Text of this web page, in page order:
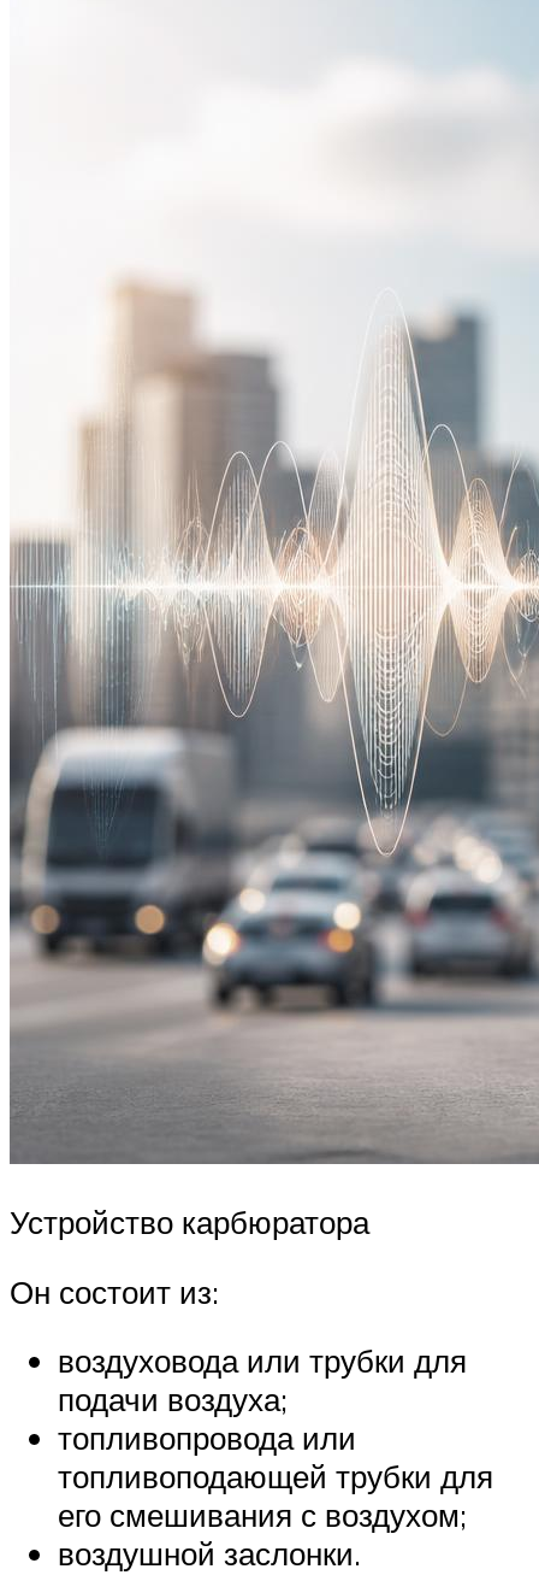
Устройство карбюратора
Он состоит из:
воздуховода или трубки для
подачи воздуха;
топливопровода или
топливоподающей трубки для
его смешивания с воздухом;
воздушной заслонки.